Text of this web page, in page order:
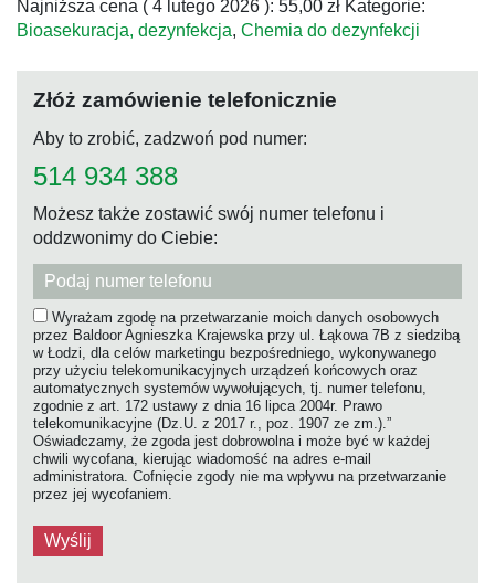
świeca
dymna
Najniższa cena ( 4 lutego 2026 ): 55,00 zł Kategorie:
Bioasekuracja, dezynfekcja, Chemia do dezynfekcji
Złóż zamówienie telefonicznie
Aby to zrobić, zadzwoń pod numer:
514 934 388
Możesz także zostawić swój numer telefonu i
oddzwonimy do Ciebie:
Wyrażam zgodę na przetwarzanie moich danych osobowych
przez Baldoor Agnieszka Krajewska przy ul. Łąkowa 7B z siedzibą
w Łodzi, dla celów marketingu bezpośredniego, wykonywanego
przy użyciu telekomunikacyjnych urządzeń końcowych oraz
automatycznych systemów wywołujących, tj. numer telefonu,
zgodnie z art. 172 ustawy z dnia 16 lipca 2004r. Prawo
telekomunikacyjne (Dz.U. z 2017 r., poz. 1907 ze zm.).”
Oświadczamy, że zgoda jest dobrowolna i może być w każdej
chwili wycofana, kierując wiadomość na adres e-mail
administratora. Cofnięcie zgody nie ma wpływu na przetwarzanie
przez jej wycofaniem.